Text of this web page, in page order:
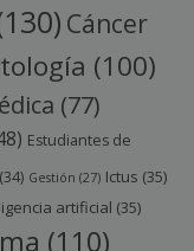
Cáncer
(100)
(77)
Estudiantes de
(34) Gestión (27) Ictus (35)
artificial (35)
(110)